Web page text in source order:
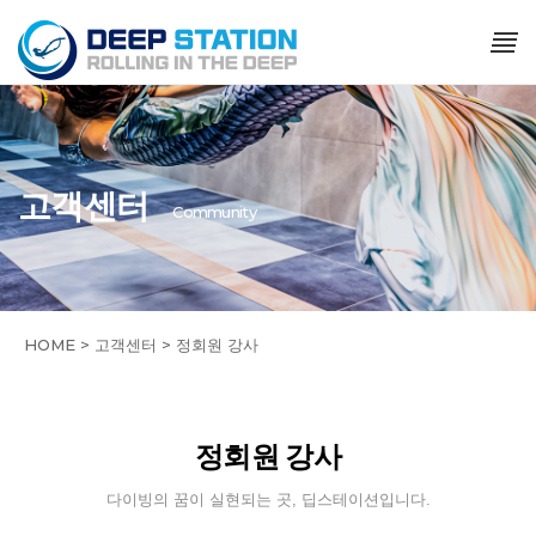
고객센터 Community
HOME > 고객센터 > 정회원 강사
정회원 강사
다이빙의 꿈이 실현되는 곳, 딥스테이션입니다.